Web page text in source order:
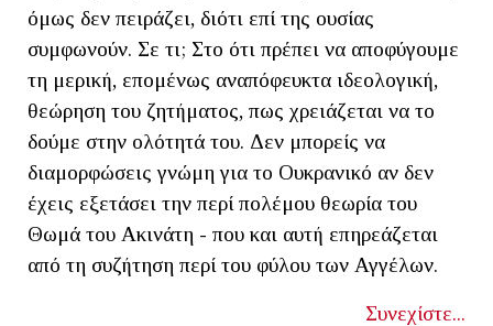
όμως δεν πειράζει, διότι επί της ουσίας
συμφωνούν. Σε τι; Στο ότι πρέπει να αποφύγουμε
τη μερική, επομένως αναπόφευκτα ιδεολογική,
θεώρηση του ζητήματος, πως χρειάζεται να το
δούμε στην ολότητά του. Δεν μπορείς να
διαμορφώσεις γνώμη για το Ουκρανικό αν δεν
έχεις εξετάσει την περί πολέμου θεωρία του
Θωμά του Ακινάτη - που και αυτή επηρεάζεται
από τη συζήτηση περί του φύλου των Αγγέλων.
Συνεχίστε...